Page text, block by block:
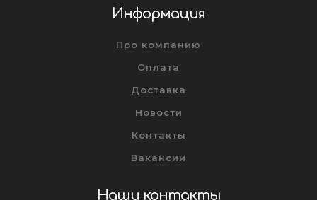
Информация
Про компанию
Оплата
Доставка
Новости
Контакты
Вакансии
Наши контакты